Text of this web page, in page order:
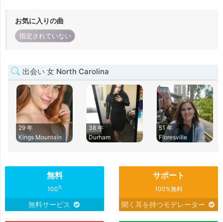
お気に入りの曲
指定されていない
出会い 女 North Carolina
29 年
Kings Mountain
38 年
Durham
51 年
Floresville
無料
100%
無料サービス
サポート
100%無料
聞く耳を持つモデレーター